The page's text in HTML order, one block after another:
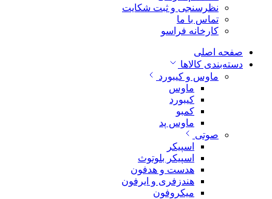
نظرسنجی و ثبت شکایت
تماس با ما
کارخانه فراسو
صفحه اصلی
دسته‌بندی کالاها
ماوس و کیبورد
ماوس
کیبورد
کمبو
ماوس پد
صوتی
اسپیکر
اسپیکر بلوتوث
هدست و هدفون
هندزفری و ایرفون
میکروفون